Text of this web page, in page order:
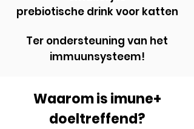
prebiotische drink voor katten
Ter ondersteuning van het
immuunsysteem!
Waarom is imune+
doeltreffend?